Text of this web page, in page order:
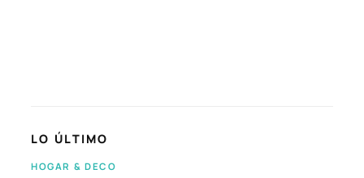
LO ÚLTIMO
HOGAR & DECO